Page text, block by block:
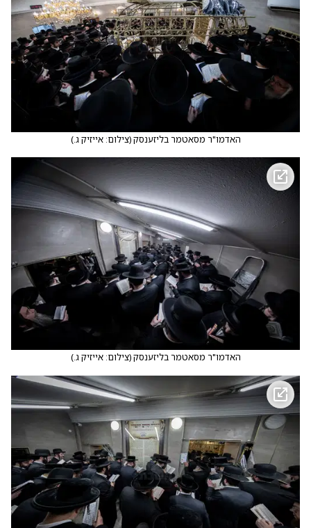
האדמו"ר מסאטמר בליזענסק(צילום: אייזיק ג.)
האדמו"ר מסאטמר בליזענסק(צילום: אייזיק ג.)